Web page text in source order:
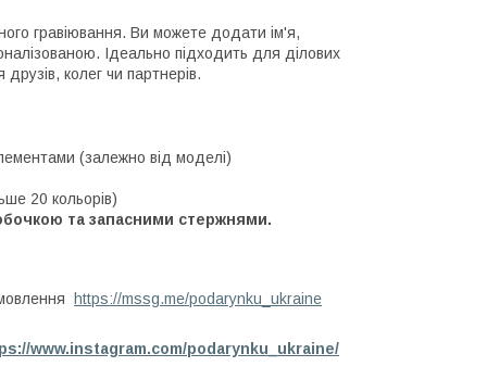
гравіювання. Ви можете додати ім'я,
Ідеально підходить для ділових
колег чи партнерів.
(залежно від моделі)
20 кольорів)
та запасними стержнями.
https://mssg.me/podarynku_ukraine
www.instagram.com/podarynku_ukraine/